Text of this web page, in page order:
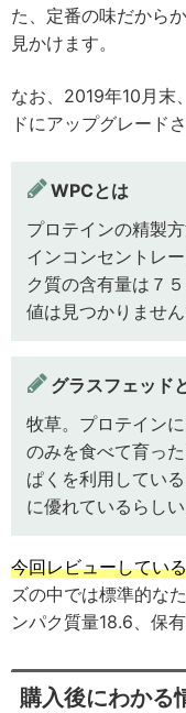
た、定番の味だから
見かけます。
なお、2019年10月末
ドにアップグレード
WPCとは
プロテインの精製
インコンセントレ
ク質の含有量は７
値は見つかりません
グラスフェッド
牧草。プロテイン
のみを食べて育っ
ぱくを利用してい
に優れているらしい
今回レビューしてい
ズの中では標準的な
ンパク質量18.6、保有
購入後にわかる